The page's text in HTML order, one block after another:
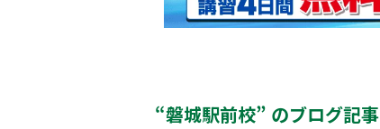
“磐城駅前校” のブログ記事